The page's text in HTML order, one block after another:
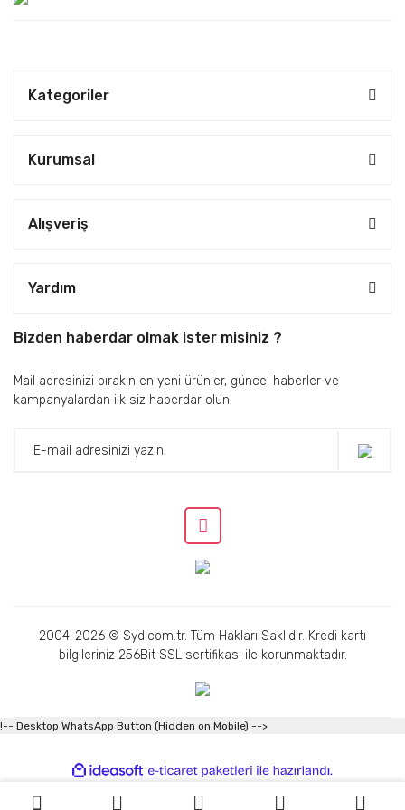
Kategoriler
Kurumsal
Alışveriş
Yardım
Bizden haberdar olmak ister misiniz ?
Mail adresinizi bırakın en yeni ürünler, güncel haberler ve
kampanyalardan ilk siz haberdar olun!
2004-2026 © Syd.com.tr. Tüm Hakları Saklıdır. Kredi kartı
bilgileriniz 256Bit SSL sertifikası ile korunmaktadır.
!-- Desktop WhatsApp Button (Hidden on Mobile) -->
ideasoft
e-